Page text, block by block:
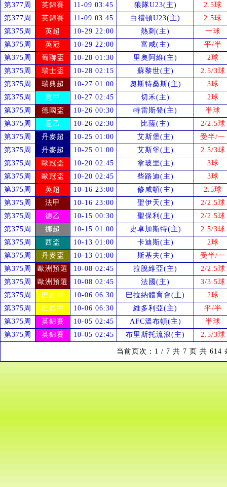
第377周
英錦賽 11-09 03:45 狼隊U23(主)
2.5球
第377周
英錦賽 11-09 03:45 白禮頓U23(主)
2.5球
第375周
英超 10-29 22:00 熱刺(主)
一球
第375周
英冠 10-29 22:00 富咸(主)
平/半
第375周
葡聯盃 10-28 01:30 里奧阿維(主)
2球
第375周
瑞士盃 10-28 02:15 蘇黎世(主)
2.5/3球
第375周
瑞典超 10-27 01:00 奧斯特桑斯(主)
3球
第375周
意甲 10-27 02:45 切禾(主)
2球
第375周
德國盃 10-26 00:30 特雷斯登(主)
半球
第375周
意乙 10-26 02:30 比薩(主)
2/2.5球
第375周
丹麥超 10-25 01:00 艾斯堡(主) 受半/一
第375周
丹麥超 10-25 01:00 艾斯堡(主)
2.5/3球
第375周
歐冠盃 10-20 02:45 拿玻里(主)
3球
第375周
歐冠盃 10-20 02:45 些路迪(主)
3球
第375周
英超 10-16 23:00 修咸頓(主)
2.5球
第375周
法甲 10-16 23:00 聖伊天(主)
2/2.5球
第375周
德乙 10-15 00:30 聖保利(主)
2/2.5球
第375周
挪超 10-15 01:00 史卓加斯特(主)
2.5/3球
第375周
西盃 10-13 01:00 卡迪斯(主)
2球
第375周
丹麥盃 10-13 01:00 斯基夫(主) 受半/一
第375周
歐洲預選 10-08 02:45 拉脫維亞(主)
2/2.5球
第375周
歐洲預選 10-08 02:45 法國(主)
3/3.5球
第375周
巴西甲 10-06 06:30 巴拉納體育會(主)
2球
第375周
巴西甲 10-06 06:30 維多利亞(主)
平/半
第375周
英錦賽 10-05 02:45 AFC溫布頓(主)
半球
第375周
英錦賽 10-05 02:45 布里斯托流浪(主) 2.5/3球
当前页次：1 / 7 共 7 页 共